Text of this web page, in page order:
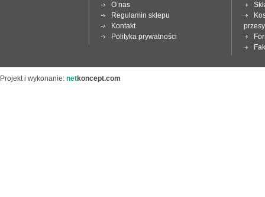
O nas
Regulamin sklepu
Kontakt
Polityka prywatności
Projekt i wykonanie: netkoncept.com